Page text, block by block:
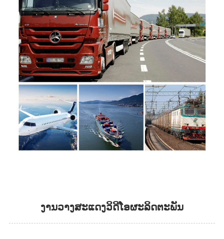
ງານວາງສະແດງວິດີໂອຜະລິດຕະພັນ